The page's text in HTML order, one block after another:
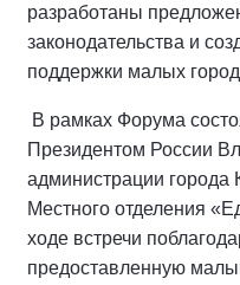
разработаны
законодательства и
поддержки малых
В рамках Форума
Президентом России
администрации города
Местного отделения
ходе встречи
предоставленную